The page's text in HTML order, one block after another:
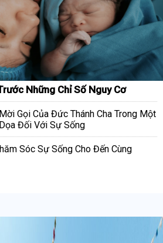
Những Chỉ Số Nguy Cơ
Gọi Của Đức Thánh Cha Trong Một
Đối Với Sự Sống
Sóc Sự Sống Cho Đến Cùng